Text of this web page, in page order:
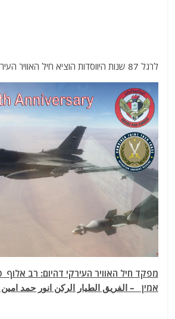
לרגל 87 שנות היווסדות הוציא חיל האוויר העירקי פוסטר הנצחה:
מפקד חיל האוויר העירקי דהיום: רב אלוף
אמין – الفريق الطيار الركن انور حمد امين